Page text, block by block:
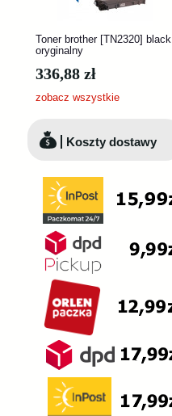
Toner brother [TN2320] black
oryginalny
336,88 zł
zobacz wszystkie
Koszty dostawy